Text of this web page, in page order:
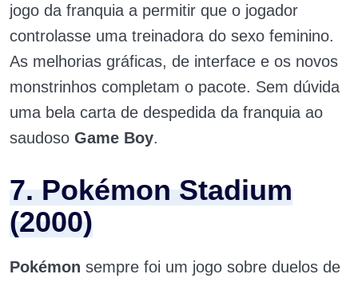
jogo da franquia a permitir que o jogador
controlasse uma treinadora do sexo feminino.
As melhorias gráficas, de interface e os novos
monstrinhos completam o pacote. Sem dúvida
uma bela carta de despedida da franquia ao
saudoso Game Boy.
7. Pokémon Stadium
(2000)
Pokémon sempre foi um jogo sobre duelos de